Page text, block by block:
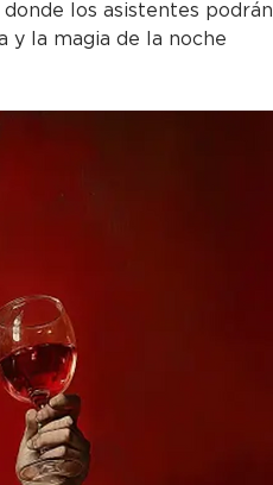
los asistentes podrán
y la magia de la noche